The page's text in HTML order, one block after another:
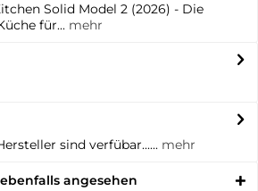
Solid Model 2 (2026) - Die
für... mehr
sind verfübar...... mehr
angesehen